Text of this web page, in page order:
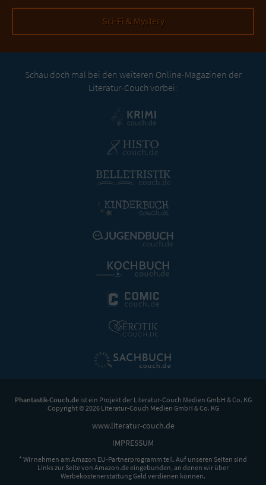
Sci-Fi & Mystery
Schau doch mal bei den weiteren Online-Magazinen der
Literatur-Couch vorbei:
Phantastik-Couch.deist ein Projekt der Literatur-Couch Medien GmbH & Co. KG
Copyright © 2026 Literatur-Couch Medien GmbH & Co. KG
www.literatur-couch.de
IMPRESSUM
* Wir nehmen am Amazon EU-Partnerprogramm teil. Auf unseren Seiten sind
Links zur Seite von Amazon.de eingebunden, an denen wir über
Werbekostenerstattung Geld verdienen können.